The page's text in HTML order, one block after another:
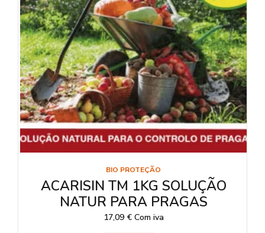
BIO PROTEÇÃO
ACARISIN TM 1KG SOLUÇÃO
NATUR PARA PRAGAS
17,09 € Com iva